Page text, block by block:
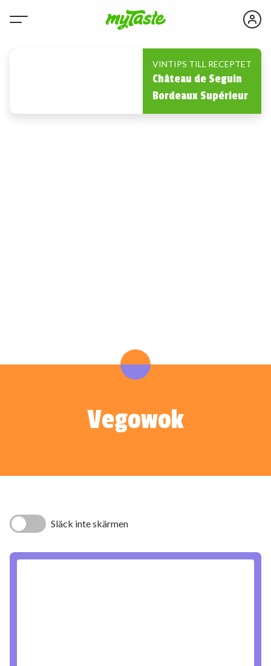
VINTIPS TILL RECEPTET
Château de Seguin
Bordeaux Supérieur
Vegowok
Släck inte skärmen